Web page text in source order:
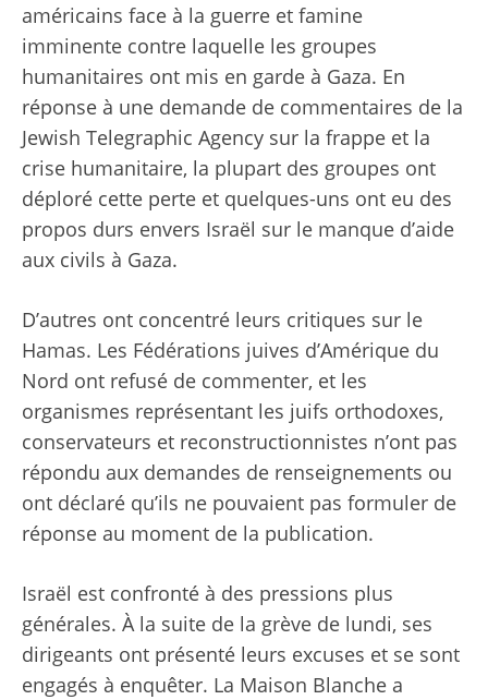
américains face à la guerre et famine
imminente contre laquelle les groupes
humanitaires ont mis en garde à Gaza. En
réponse à une demande de commentaires de la
Jewish Telegraphic Agency sur la frappe et la
crise humanitaire, la plupart des groupes ont
déploré cette perte et quelques-uns ont eu des
propos durs envers Israël sur le manque d’aide
aux civils à Gaza.
D’autres ont concentré leurs critiques sur le
Hamas. Les Fédérations juives d’Amérique du
Nord ont refusé de commenter, et les
organismes représentant les juifs orthodoxes,
conservateurs et reconstructionnistes n’ont pas
répondu aux demandes de renseignements ou
ont déclaré qu’ils ne pouvaient pas formuler de
réponse au moment de la publication.
Israël est confronté à des pressions plus
générales. À la suite de la grève de lundi, ses
dirigeants ont présenté leurs excuses et se sont
engagés à enquêter. La Maison Blanche a